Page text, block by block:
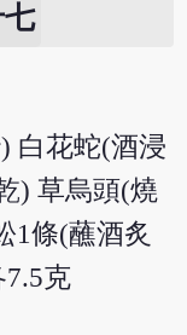
七
白花蛇(酒浸
) 草烏頭(燒
1條(蘸酒炙
克